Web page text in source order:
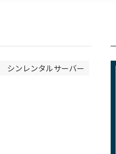
シンレンタルサーバー